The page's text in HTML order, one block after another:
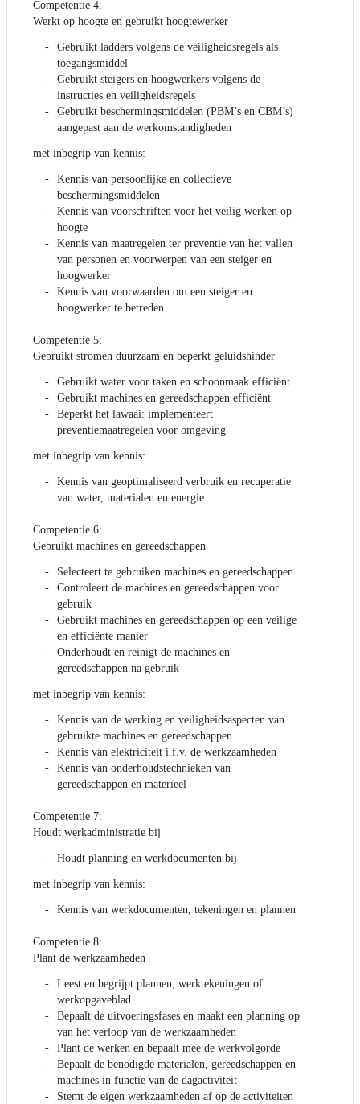
Competentie 4:
Werkt op hoogte en gebruikt hoogtewerker
Gebruikt ladders volgens de veiligheidsregels als
toegangsmiddel
Gebruikt steigers en hoogwerkers volgens de
instructies en veiligheidsregels
Gebruikt beschermingsmiddelen (PBM’s en CBM’s)
aangepast aan de werkomstandigheden
met inbegrip van kennis:
Kennis van persoonlijke en collectieve
beschermingsmiddelen
Kennis van voorschriften voor het veilig werken op
hoogte
Kennis van maatregelen ter preventie van het vallen
van personen en voorwerpen van een steiger en
hoogwerker
Kennis van voorwaarden om een steiger en
hoogwerker te betreden
Competentie 5:
Gebruikt stromen duurzaam en beperkt geluidshinder
Gebruikt water voor taken en schoonmaak efficiënt
Gebruikt machines en gereedschappen efficiënt
Beperkt het lawaai: implementeert
preventiemaatregelen voor omgeving
met inbegrip van kennis:
Kennis van geoptimaliseerd verbruik en recuperatie
van water, materialen en energie
Competentie 6:
Gebruikt machines en gereedschappen
Selecteert te gebruiken machines en gereedschappen
Controleert de machines en gereedschappen voor
gebruik
Gebruikt machines en gereedschappen op een veilige
en efficiënte manier
Onderhoudt en reinigt de machines en
gereedschappen na gebruik
met inbegrip van kennis:
Kennis van de werking en veiligheidsaspecten van
gebruikte machines en gereedschappen
Kennis van elektriciteit i.f.v. de werkzaamheden
Kennis van onderhoudstechnieken van
gereedschappen en materieel
Competentie 7:
Houdt werkadministratie bij
Houdt planning en werkdocumenten bij
met inbegrip van kennis:
Kennis van werkdocumenten, tekeningen en plannen
Competentie 8:
Plant de werkzaamheden
Leest en begrijpt plannen, werktekeningen of
werkopgaveblad
Bepaalt de uitvoeringsfases en maakt een planning op
van het verloop van de werkzaamheden
Plant de werken en bepaalt mee de werkvolgorde
Bepaalt de benodigde materialen, gereedschappen en
machines in functie van de dagactiviteit
Stemt de eigen werkzaamheden af op de activiteiten